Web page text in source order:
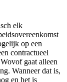
elk
op een
contractueel
gaat alleen
Wanneer dat is,
en het is